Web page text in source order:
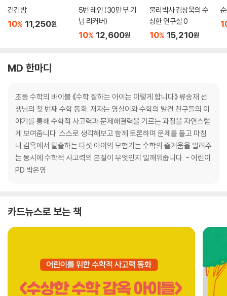
긴긴밤
10% 11,250원
5번 레인 (30만 부 기
념 리커버)
10% 12,600원
물리박사 김상욱의 수
상한 연구실 0
10% 15,210원
MD 한마디
초등 수학의 바이블 《수학 잘하는 아이는 이렇게 합니다》 류승재 선
생님의 첫 번째 수학 동화. 저자는 영실이와 수학의 발견 친구들의 이
야기를 통해 수학적 사고력과 문제해결력을 기르는 과정을 자연스럽
게 보여줍니다. 스스로 생각해보고 함께 토론하며 문제를 풀고 마침
내 감옥에서 탈출하는 다섯 아이의 모험기는 수학의 즐거움을 알려주
는 동시에 수학적 사고력의 본질이 무엇인지 일깨워줍니다. - 어린이
PD 박은영
카드뉴스로 보는 책